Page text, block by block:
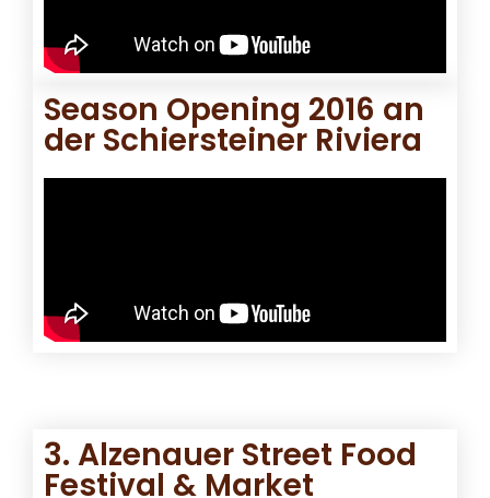
Season Opening 2016 an
der Schiersteiner Riviera
3. Alzenauer Street Food
Festival & Market